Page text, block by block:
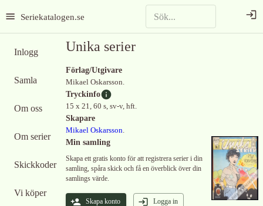
Seriekatalogen.se
Inlogg
Samla
Om oss
Om serier
Skickkoder
Vi köper
Unika serier
Förlag/Utgivare
Mikael Oskarsson.
Tryckinfo
15 x 21, 60 s, sv-v, hft.
Skapare
Mikael Oskarsson.
Min samling
Skapa ett gratis konto för att registrera serier i din
samling, spåra skick och få en överblick över din
samlings värde.
Skapa konto Logga in